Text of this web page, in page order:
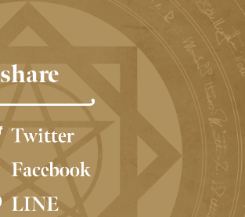
share